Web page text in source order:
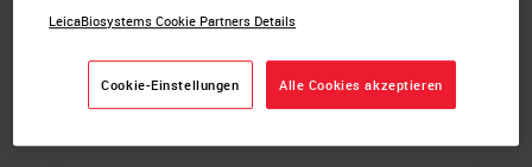
LeicaBiosystems Cookie Partners Details
Cookie-Einstellungen Alle Cookies akzeptieren